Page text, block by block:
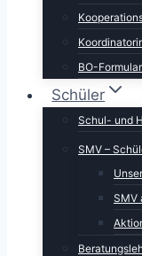
BO-
Schüler
Schul- und
SMV –
SMV